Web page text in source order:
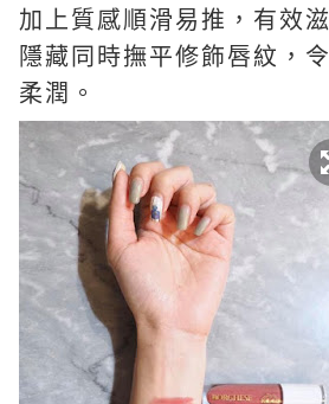
加上質感順滑易推，有效
隱藏同時撫平修飾唇紋，
柔潤。